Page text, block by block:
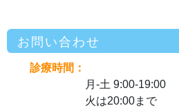
お問い合わせ
診療時間：
月-土 9:00-19:00
火は20:00まで